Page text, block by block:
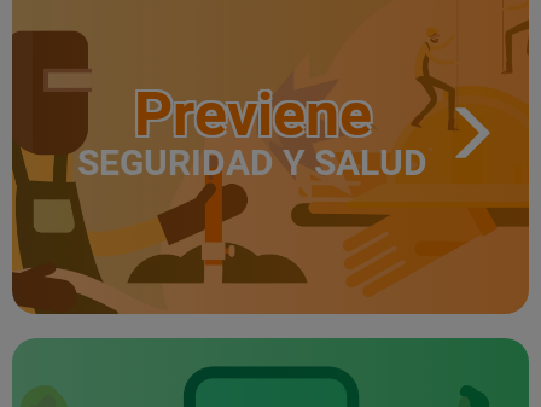
Previene
SEGURIDAD Y SALUD